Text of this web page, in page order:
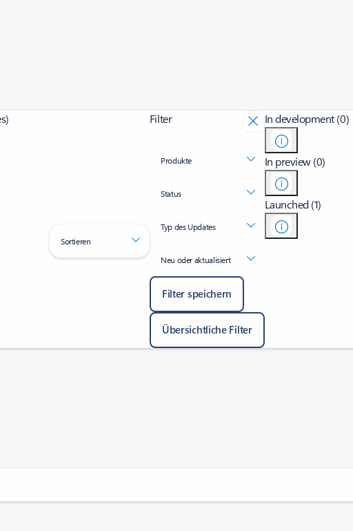
Sortieren
Filter
Produkte
Status
Typ des Updates
Neu oder aktualisiert
Filter speichern
Übersichtliche Filter
In development (0)
In preview (0)
Launched (1)